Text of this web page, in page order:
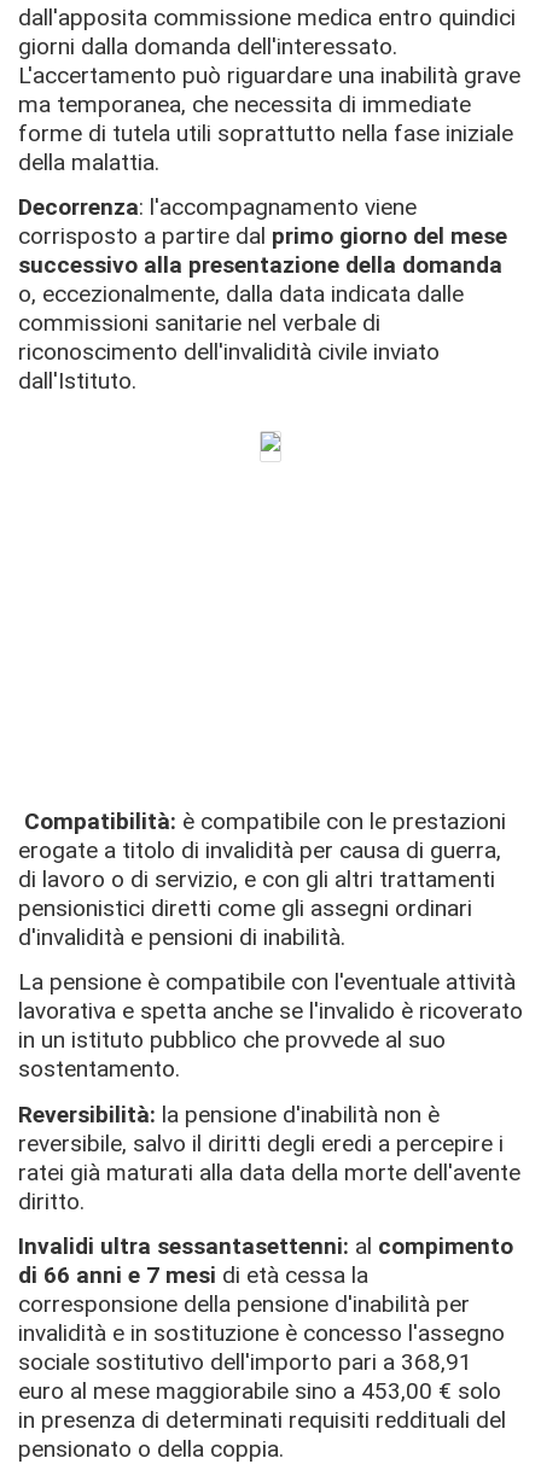
dall'apposita commissione medica entro quindici
giorni dalla domanda dell'interessato.
L'accertamento può riguardare una inabilità grave
ma temporanea, che necessita di immediate
forme di tutela utili soprattutto nella fase iniziale
della malattia.
Decorrenza: l'accompagnamento viene
corrisposto a partire dal primo giorno del mese
successivo alla presentazione della domanda
o, eccezionalmente, dalla data indicata dalle
commissioni sanitarie nel verbale di
riconoscimento dell'invalidità civile inviato
dall'Istituto.
Compatibilità: è compatibile con le prestazioni
erogate a titolo di invalidità per causa di guerra,
di lavoro o di servizio, e con gli altri trattamenti
pensionistici diretti come gli assegni ordinari
d'invalidità e pensioni di inabilità.
La pensione è compatibile con l'eventuale attività
lavorativa e spetta anche se l'invalido è ricoverato
in un istituto pubblico che provvede al suo
sostentamento.
Reversibilità: la pensione d'inabilità non è
reversibile, salvo il diritti degli eredi a percepire i
ratei già maturati alla data della morte dell'avente
diritto.
Invalidi ultra sessantasettenni: al compimento
di 66 anni e 7 mesi di età cessa la
corresponsione della pensione d'inabilità per
invalidità e in sostituzione è concesso l'assegno
sociale sostitutivo dell'importo pari a 368,91
euro al mese maggiorabile sino a 453,00 € solo
in presenza di determinati requisiti reddituali del
pensionato o della coppia.